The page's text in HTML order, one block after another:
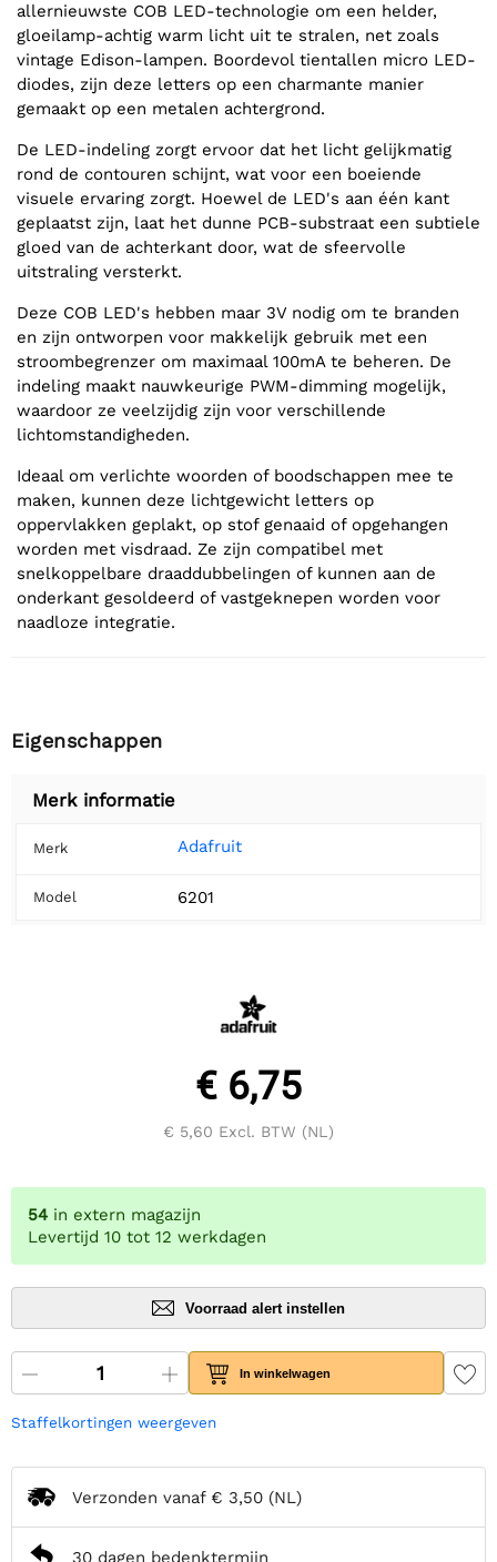
allernieuwste COB LED-technologie om een helder,
gloeilamp-achtig warm licht uit te stralen, net zoals
vintage Edison-lampen. Boordevol tientallen micro LED-
diodes, zijn deze letters op een charmante manier
gemaakt op een metalen achtergrond.
De LED-indeling zorgt ervoor dat het licht gelijkmatig
rond de contouren schijnt, wat voor een boeiende
visuele ervaring zorgt. Hoewel de LED's aan één kant
geplaatst zijn, laat het dunne PCB-substraat een subtiele
gloed van de achterkant door, wat de sfeervolle
uitstraling versterkt.
Deze COB LED's hebben maar 3V nodig om te branden
en zijn ontworpen voor makkelijk gebruik met een
stroombegrenzer om maximaal 100mA te beheren. De
indeling maakt nauwkeurige PWM-dimming mogelijk,
waardoor ze veelzijdig zijn voor verschillende
lichtomstandigheden.
Ideaal om verlichte woorden of boodschappen mee te
maken, kunnen deze lichtgewicht letters op
oppervlakken geplakt, op stof genaaid of opgehangen
worden met visdraad. Ze zijn compatibel met
snelkoppelbare draaddubbelingen of kunnen aan de
onderkant gesoldeerd of vastgeknepen worden voor
naadloze integratie.
Eigenschappen
Merk informatie
Merk Adafruit
Model 6201
€ 6,75
€ 5,60 Excl. BTW (NL)
54 in extern magazijn
Levertijd 10 tot 12 werkdagen
Voorraad alert instellen
In winkelwagen
Staffelkortingen weergeven
Verzonden vanaf € 3,50 (NL)
30 dagen bedenktermijn